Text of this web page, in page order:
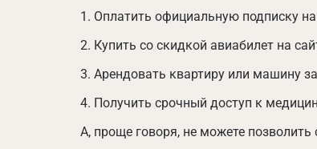
Оплатить официальную подписку
Купить со скидкой авиабилет на
Арендовать квартиру или машину
Получить срочный доступ к
А, проще говоря, не можете